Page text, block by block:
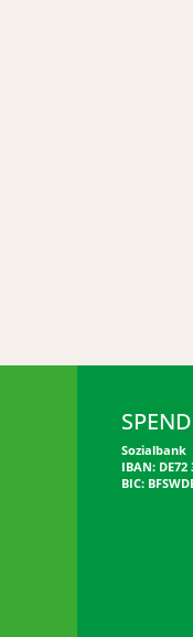
Sozialbank
IBAN: DE72
BIC: